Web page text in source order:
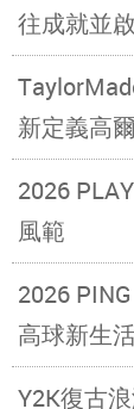
往成就並
新定義高
2026
風範
2026
高球新生
Y2K復古